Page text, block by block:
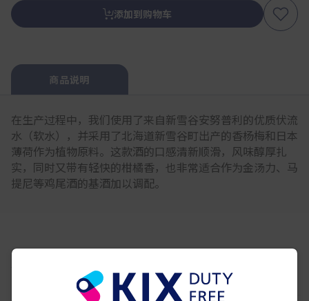
添加到购物车
商品说明
在生产过程中，我们使用了来自新雪谷安努普利的优质伏流
水（软水），并采用了北海道新雪谷町出产的香杨梅和日本
薄荷作为植物原料。这款酒的口感清新顺滑，风味醇厚扎
实，同时又带有轻快的柑橘香，也非常适合作为金汤力、马
提尼等鸡尾酒的基酒加以调配。
你可能还喜欢